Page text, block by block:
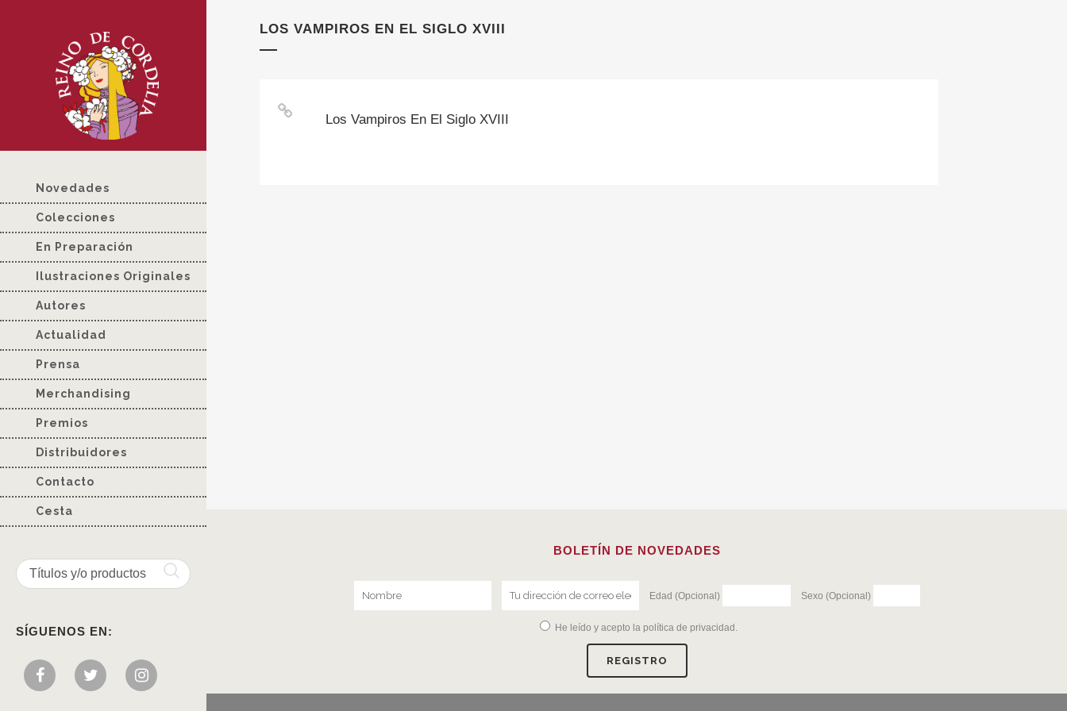
Novedades
Colecciones
En Preparación
Ilustraciones Originales
Autores
Actualidad
Prensa
Merchandising
Premios
Distribuidores
Contacto
Cesta
SÍGUENOS EN:
LOS VAMPIROS EN EL SIGLO XVIII
Los Vampiros En El Siglo XVIII
BOLETÍN DE NOVEDADES
Edad (Opcional) Sexo (Opcional)
He leído y acepto la política de privacidad .